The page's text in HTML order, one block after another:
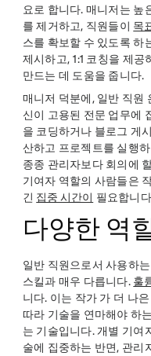
요로 합니다. 매니저는 높
를 제거하고, 직원들이 목
스를 확보할 수 있도록 하
제시하고, 1:1 코칭을 제공
만드는 데 도움을 줍니다.
매니저 덕분에, 일반 직원
신이 고용된 전문 업무에
을 코딩하거나 블로그 게
산하고 프로젝트를 실행
종종 관리자보다 회의에
기여자 역할의 사람들은
긴 집중 시간이 필요합니
다양한 역
일반 직원으로서 사용하
스킬과 매우 다릅니다. 훌
니다. 이는 작가 가 더 나
따라 기술을 연마해야 하
는 기술입니다. 개별 기여
술에 집중하는 반면, 관리